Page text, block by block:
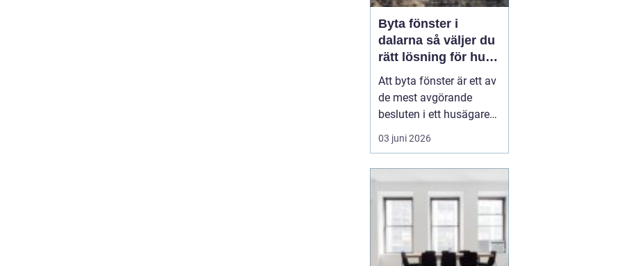
Byta fönster i
dalarna så väljer du
rätt lösning för hus
och klimat
Att byta fönster är ett av
de mest avgörande
besluten i ett husägares
livscykel med sitt hem.
Rätt fönster påverkar
ljusinsläpp och hur
huset upplevs både ute
och inne. I Dalarna ställs
dessutom högre krav än
på många andra pl...
03 juni 2026